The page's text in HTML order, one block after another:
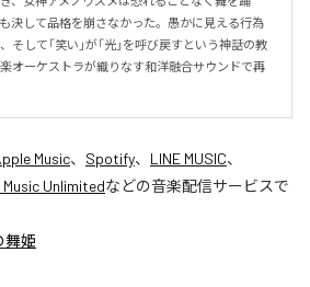
決して品格を崩さなかった。愚かに見える行為
して「笑い」が「光」を呼び戻すという神話の教
オーケストラが織りなす和洋融合サウンドで再
Music、 Spotify、 LINE MUSIC、
Unlimitedなどの音楽配信サービスで
舞姫